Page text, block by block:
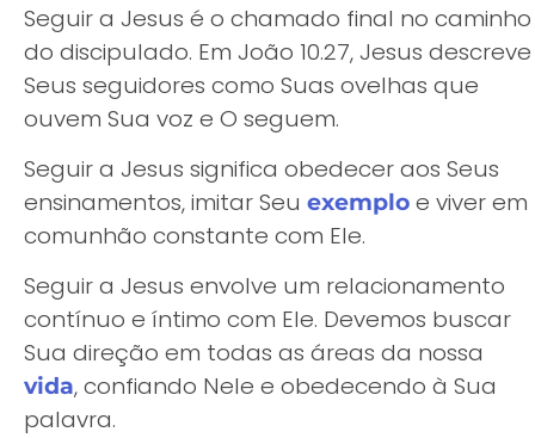
Seguir a Jesus é o chamado final no caminho
do discipulado. Em João 10.27, Jesus descreve
Seus seguidores como Suas ovelhas que
ouvem Sua voz e O seguem.
Seguir a Jesus significa obedecer aos Seus
ensinamentos, imitar Seu exemplo e viver em
comunhão constante com Ele.
Seguir a Jesus envolve um relacionamento
contínuo e íntimo com Ele. Devemos buscar
Sua direção em todas as áreas da nossa
vida, confiando Nele e obedecendo à Sua
palavra.